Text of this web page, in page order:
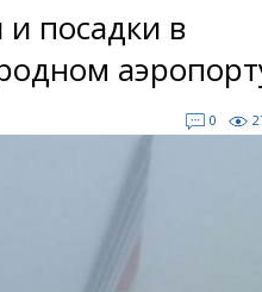
посадки в
0